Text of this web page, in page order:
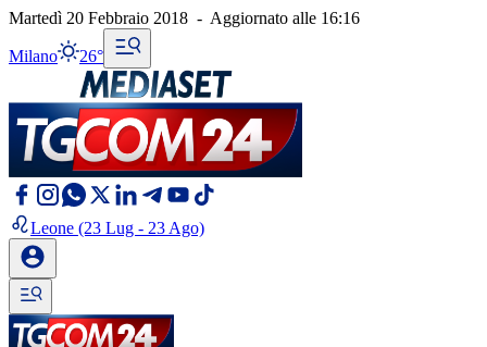
Martedì 20 Febbraio 2018 - Aggiornato alle 16:16
Milano 26°
Leone (23 Lug - 23 Ago)